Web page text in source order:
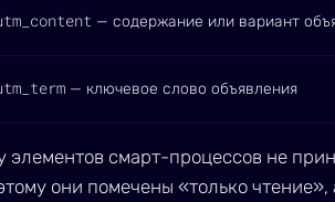
— содержание или вариант
— ключевое слово объявления
элементов смарт-процессов не
они помечены «только чтение»,